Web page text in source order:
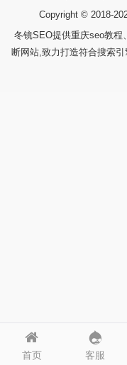
首页 客服
Copyright © 2018-
冬镜SEO提供重庆seo教
断网站,致力打造符合搜索